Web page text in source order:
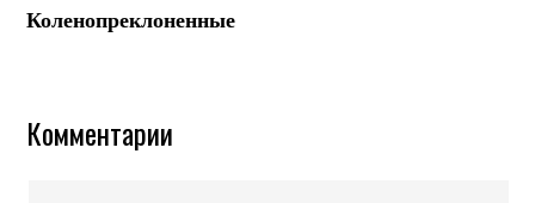
Коленопреклоненные
Комментарии